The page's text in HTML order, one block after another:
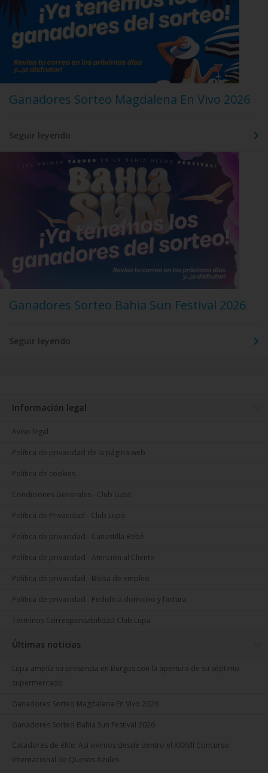
Ganadores Sorteo Magdalena En Vivo 2026
Seguir leyendo
Ganadores Sorteo Bahia Sun Festival 2026
Seguir leyendo
Información legal
Aviso legal
Política de privacidad de la página web
Política de cookies
Condiciones Generales - Club Lupa
Política de Privacidad - Club Lupa
Política de privacidad - Canastilla Bebé
Política de privacidad - Atención al Cliente
Política de privacidad - Bolsa de empleo
Política de privacidad - Pedido a domicilio y factura
Términos Corresponsabilidad Club Lupa
Últimas noticias
Lupa amplía su presencia en Burgos con la apertura de su séptimo
supermercado
Ganadores Sorteo Magdalena En Vivo 2026
Ganadores Sorteo Bahia Sun Festival 2026
Catadores de élite: Así vivimos desde dentro el XXXVII Concurso
Internacional de Quesos Azules